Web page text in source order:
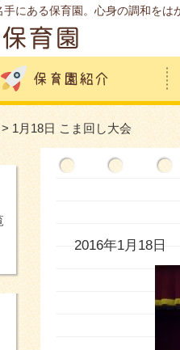
手にある保育園。心身の調和を
> 1月18日 こま回し大会
2016年1月18日